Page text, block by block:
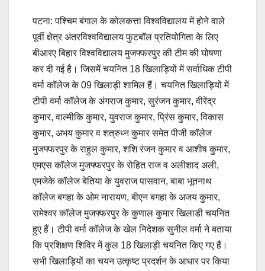
पटना: पश्चिम बंगाल के कोलकत्ता विश्वविद्यालय में होने वाले
पूर्वी क्षेत्र अंतरविश्वविद्यालय फुटबॉल प्रतियोगिता के लिए
बीआरए बिहार विश्वविद्यालय मुजफ्फरपुर की टीम की घोषणा
कर दी गई है। जिसमें चयनित 18 खिलाड़ियों में सर्वाधिक टीपी
वर्मा कॉलेज के 09 खिलाड़ी शामिल हैं। चयनित खिलाड़ियों में
टीपी वर्मा कॉलेज के अंगराज कुमार, सुरंजन कुमार, वीरेंद्र
कुमार, वाल्मीकि कुमार, युवराज कुमार, प्रिंस कुमार, विकास
कुमार, अभय कुमार व शत्रुध्न कुमार समेत पीजी कॉलेज
मुजफ्फरपुर के राहुल कुमार, शशि रंजन कुमार व आशीष कुमार,
एमएस कॉलेज मुजफ्फरपुर के रोहित राज व अलीशाद अली,
एमजेके कॉलेज बेतिया के युवराज पासवान, बाबा भूतनाथ
कॉलेज बगहा के ओम नारायण, बीएन बगहा के अजय कुमार,
रामेश्वर कॉलेज मुजफ्फरपुर के कुणाल कुमार खिलाडी चयनित
हुए हैं। टीपी वर्मा कॉलेज के खेल निदेशक सुनील वर्मा ने बताया
कि प्रशिक्षण शिविर में कुल 18 खिलाड़ी चयनित किए गए हैं।
सभी खिलाड़ियों का चयन उत्कृष्ट प्रदर्शन के आधार पर किया